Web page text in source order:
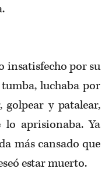
insatisfecho por su
luchaba por
golpear y patalear,
aprisionaba. Ya
más cansado que
estar muerto.